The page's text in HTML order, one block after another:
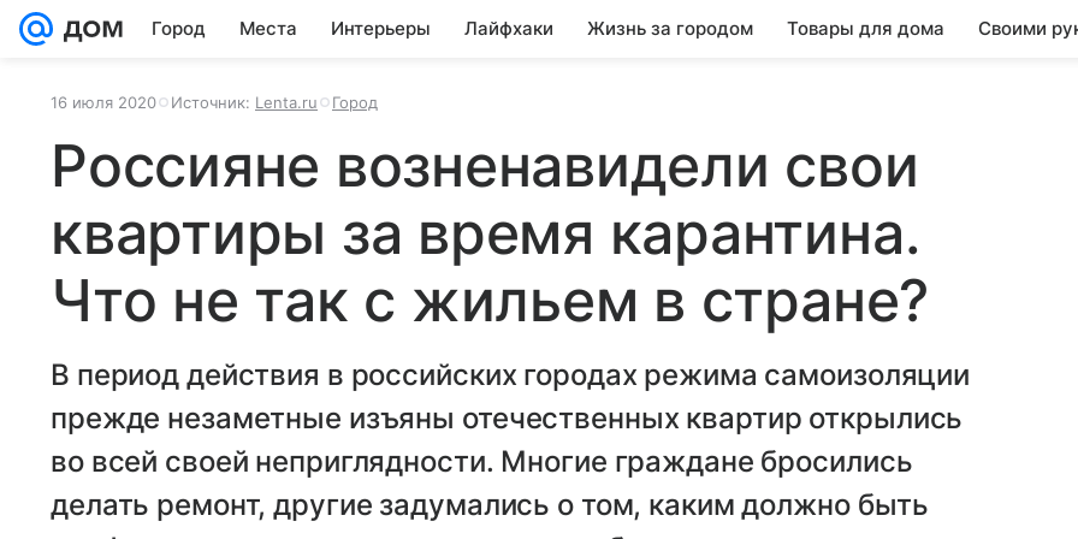
Город Места Интерьеры Лайфхаки Жизнь за городом Товары для дома Своими
16 июля 2020 Источник: Lenta.ru Город
Россияне возненавидели свои
квартиры за время карантина.
Что не так с жильем в стране?
В период действия в российских городах режима самоизоляции
прежде незаметные изъяны отечественных квартир открылись
во всей своей неприглядности. Многие граждане бросились
делать ремонт, другие задумались о том, каким должно быть